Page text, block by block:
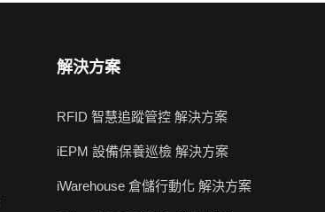
解決方案
RFID 智慧追蹤管控 解決方案
iEPM 設備保養巡檢 解決方案
iWarehouse 倉儲行動化 解決方案